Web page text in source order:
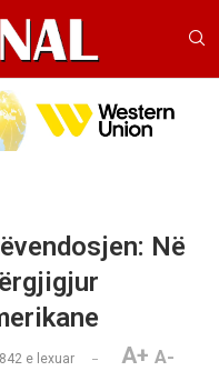
Në
e lexuar A+ A-